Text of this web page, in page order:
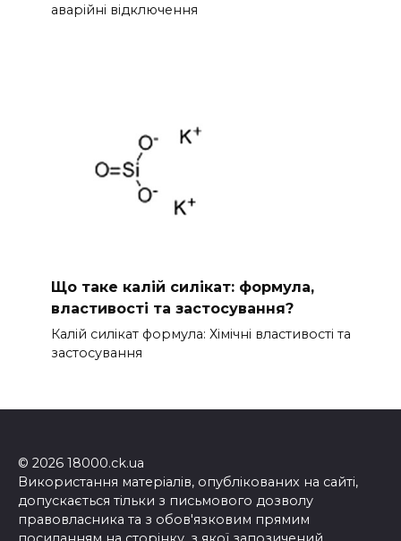
аварійні відключення
Що таке калій силікат: формула,
властивості та застосування?
Калій силікат формула: Хімічні властивості та
застосування
© 2026 18000.ck.ua
Використання матеріалів, опублікованих на сайті,
допускається тільки з письмового дозволу
правовласника та з обов'язковим прямим